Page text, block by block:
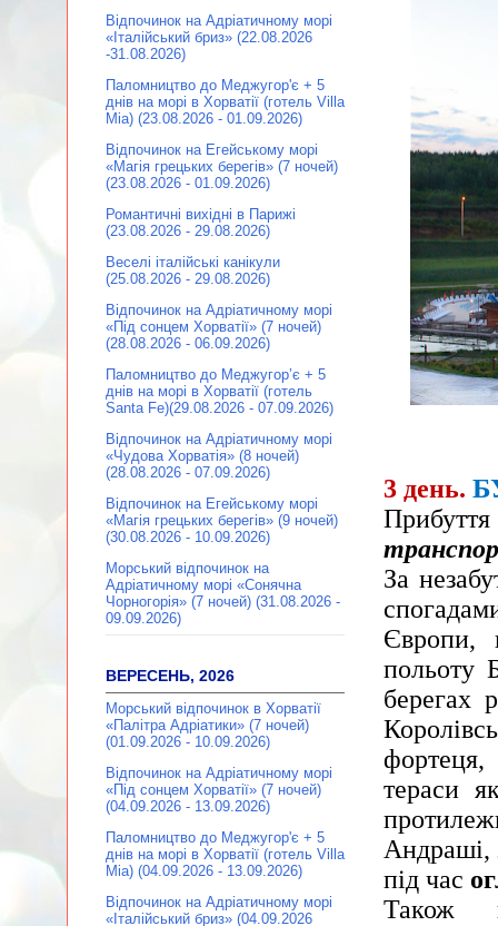
3 день.
За
Європи,
польоту
берегах
тераси
Андраші,
під час
Також
Відпочинок на Адріатичному морі
«Італійський бриз» (22.08.2026
-31.08.2026)
Паломництво до Меджугор'є + 5
днів на морі в Хорватії (готель Villa
Mia) (23.08.2026 - 01.09.2026)
Відпочинок на Егейському морі
«Магія грецьких берегів» (7 ночей)
(23.08.2026 - 01.09.2026)
Романтичні вихідні в Парижі
(23.08.2026 - 29.08.2026)
Веселі італійські канікули
(25.08.2026 - 29.08.2026)
Відпочинок на Адріатичному морі
«Під сонцем Хорватії» (7 ночей)
(28.08.2026 - 06.09.2026)
Паломництво до Меджугор’є + 5
днів на морі в Хорватії (готель
Santa Fe)(29.08.2026 - 07.09.2026)
Відпочинок на Адріатичному морі
«Чудова Хорватія» (8 ночей)
(28.08.2026 - 07.09.2026)
Відпочинок на Егейському морі
«Магія грецьких берегів» (9 ночей)
(30.08.2026 - 10.09.2026)
Морський відпочинок на
Адріатичному морі «Сонячна
Чорногорія» (7 ночей) (31.08.2026 -
09.09.2026)
ВЕРЕСЕНЬ, 2026
Морський відпочинок в Хорватії
«Палітра Адріатики» (7 ночей)
(01.09.2026 - 10.09.2026)
Відпочинок на Адріатичному морі
«Під сонцем Хорватії» (7 ночей)
(04.09.2026 - 13.09.2026)
Паломництво до Меджугор'є + 5
днів на морі в Хорватії (готель Villa
Mia) (04.09.2026 - 13.09.2026)
Відпочинок на Адріатичному морі
«Італійський бриз» (04.09.2026